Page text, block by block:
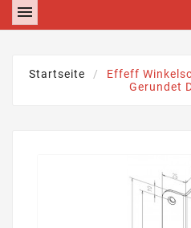

Startseite
Effeff
Gerundet